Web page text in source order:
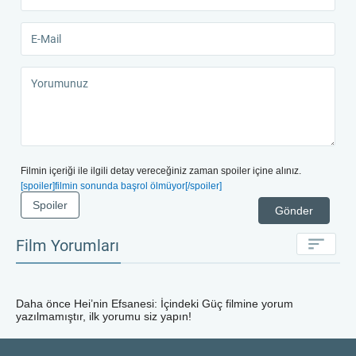
Filmin içeriği ile ilgili detay vereceğiniz zaman spoiler içine alınız.
[spoiler]filmin sonunda başrol ölmüyor[/spoiler]
Gönder
Spoiler
Film Yorumları
Daha önce Hei’nin Efsanesi: İçindeki Güç filmine yorum
yazılmamıştır, ilk yorumu siz yapın!